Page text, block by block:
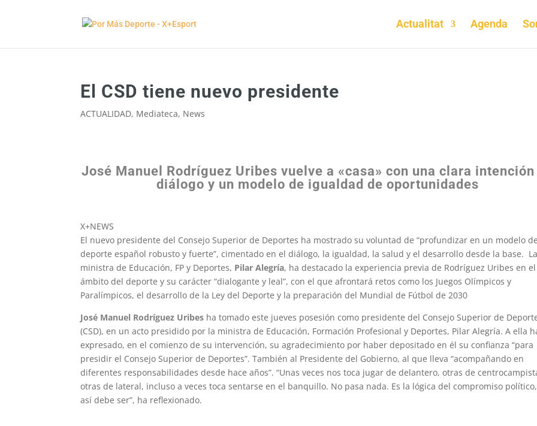
Actualitat Agenda
El CSD tiene nuevo presidente
ACTUALIDAD, Mediateca, News
José Manuel Rodríguez Uribes vuelve a «casa» con una clara intención
diálogo y un modelo de igualdad de oportunidades
X+NEWS
El nuevo presidente del Consejo Superior de Deportes ha mostrado su voluntad de “profundizar en un modelo
deporte español robusto y fuerte”, cimentado en el diálogo, la igualdad, la salud y el desarrollo desde la base. La
ministra de Educación, FP y Deportes, Pilar Alegría, ha destacado la experiencia previa de Rodríguez Uribes en el
ámbito del deporte y su carácter “dialogante y leal”, con el que afrontará retos como los Juegos Olímpicos y
Paralímpicos, el desarrollo de la Ley del Deporte y la preparación del Mundial de Fútbol de 2030
José Manuel Rodríguez Uribes ha tomado este jueves posesión como presidente del Consejo Superior de
(CSD), en un acto presidido por la ministra de Educación, Formación Profesional y Deportes, Pilar Alegría. A ella
expresado, en el comienzo de su intervención, su agradecimiento por haber depositado en él su confianza “para
presidir el Consejo Superior de Deportes”. También al Presidente del Gobierno, al que lleva “acompañando en
diferentes responsabilidades desde hace años”. “Unas veces nos toca jugar de delantero, otras de
otras de lateral, incluso a veces toca sentarse en el banquillo. No pasa nada. Es la lógica del compromiso
así debe ser”, ha reflexionado.